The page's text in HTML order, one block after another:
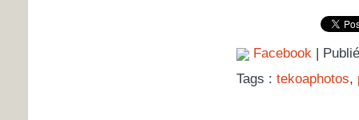
Facebook |
Tags : tekoaphotos,